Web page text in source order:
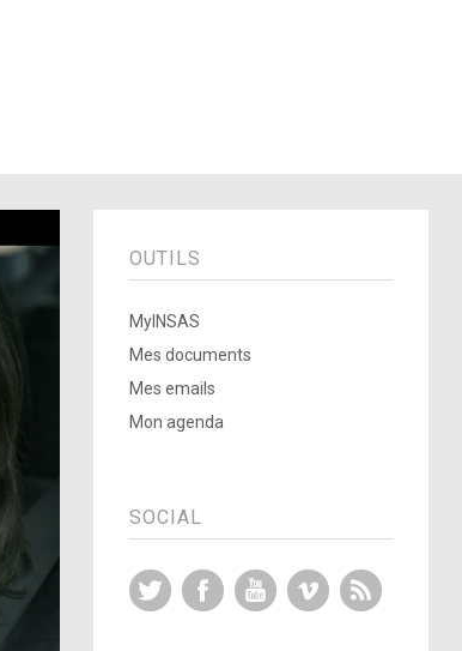
OUTILS
MyINSAS
Mes documents
Mes emails
Mon agenda
SOCIAL
Twitter FacebookYouTubeVimeo